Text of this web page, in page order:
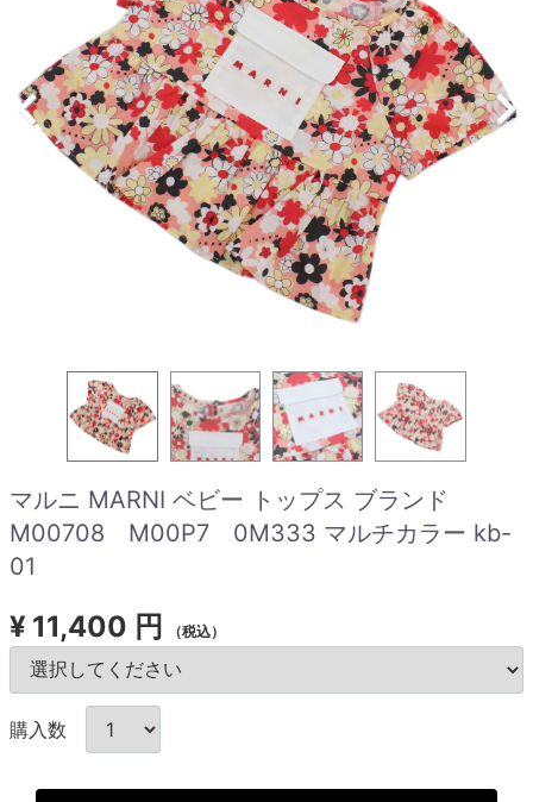
マルニ MARNI ベビー トップス ブランド
M00708 M00P7 0M333 マルチカラー kb-
01
¥ 11,400 円 （税込）
購入数